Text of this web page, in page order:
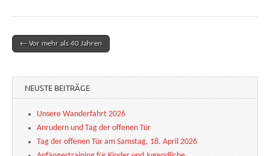
Post navigation
← Vor mehr als 40 Jahren
NEUSTE BEITRÄGE
Unsere Wanderfahrt 2026
Anrudern und Tag der offenen Tür
Tag der offenen Tür am Samstag, 18. April 2026